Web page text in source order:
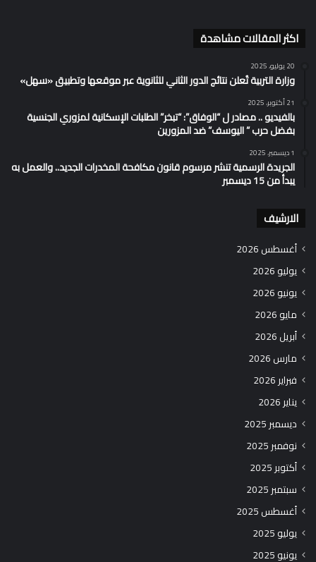
اكثر المقالات مشاهدة
20 يوليو، 2025
وزارة التربية تُعلن نتائج الدور الثاني للثانوية عبر موقعها وتطبيق «سهل»
21 أكتوبر، 2025
بالفيديو .. مصادر ل “الوفاق”: “تبخر” الطلبات الإسكانية لمزوري الجنسية
بفضل حرب ” اليوسف” ضد المزورين
1 ديسمبر، 2025
الجريدة الرسمية تنشر مرسوم قانون مكافحة المخدرات الجديد.. والعمل به
يبدأ من 15 ديسمبر
الارشيف
أغسطس 2026
يوليو 2026
يونيو 2026
مايو 2026
أبريل 2026
مارس 2026
فبراير 2026
يناير 2026
ديسمبر 2025
نوفمبر 2025
أكتوبر 2025
سبتمبر 2025
أغسطس 2025
يوليو 2025
يونيو 2025